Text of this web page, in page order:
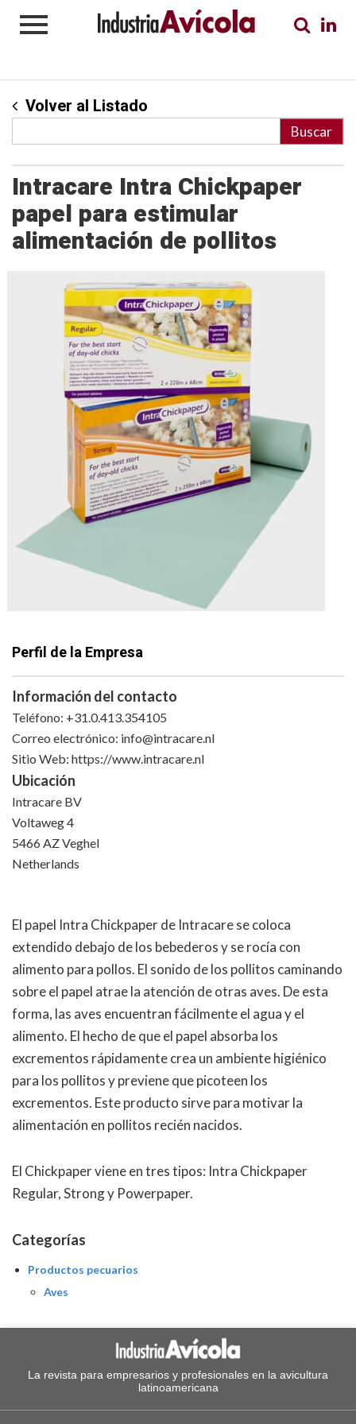
Volver al Listado
Intracare Intra Chickpaper
papel para estimular
alimentación de pollitos
Perfil de la Empresa
Información del contacto
Teléfono: +31.0.413.354105
Correo electrónico: info@intracare.nl
Sitio Web: https://www.intracare.nl
Ubicación
Intracare BV
Voltaweg 4
5466 AZ Veghel
Netherlands
El papel Intra Chickpaper de Intracare se coloca
extendido debajo de los bebederos y se rocía con
alimento para pollos. El sonido de los pollitos caminando
sobre el papel atrae la atención de otras aves. De esta
forma, las aves encuentran fácilmente el agua y el
alimento. El hecho de que el papel absorba los
excrementos rápidamente crea un ambiente higiénico
para los pollitos y previene que picoteen los
excrementos. Este producto sirve para motivar la
alimentación en pollitos recién nacidos.
El Chickpaper viene en tres tipos: Intra Chickpaper
Regular, Strong y Powerpaper.
Categorías
Productos pecuarios
Aves
La revista para empresarios y profesionales en la avicultura
latinoamericana